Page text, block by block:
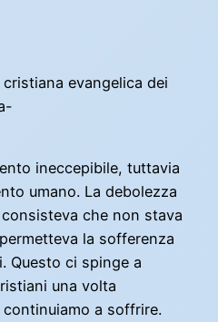
evangelica dei
ineccepibile, tuttavia
umano. La debolezza
che non stava
la sofferenza
Questo ci spinge a
una volta
a soffrire.